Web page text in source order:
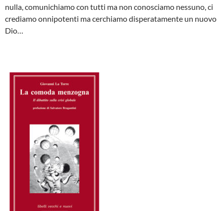
nulla, comunichiamo con tutti ma non conosciamo nessuno, ci
crediamo onnipotenti ma cerchiamo disperatamente un nuovo
Dio…